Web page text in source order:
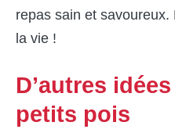
repas sain et
la vie !
D’autres
petits pois